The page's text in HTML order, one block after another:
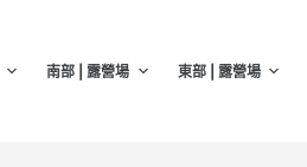
南部 | 露營場 東部 | 露營場